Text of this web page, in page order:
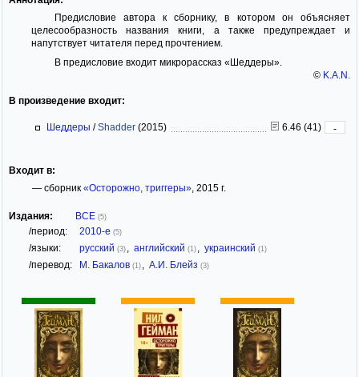
Предисловие автора к сборнику, в котором он объясняет
целесообразность названия книги, а также предупреждает и
напутствует читателя перед прочтением.
В предисловие входит микрорассказ «Шеддеры».
© K.A.N.
В произведение входит:
Шеддеры /Shadder (2015) 6.46 (41) -
Входит в:
— сборник «Осторожно, триггеры», 2015 г.
Издания: ВСЕ (5)
/период: 2010-е (5)
/языки: русский (3) английский (1) украинский (1)
/перевод: М. Бакалов (1) А.И. Блейз (3)